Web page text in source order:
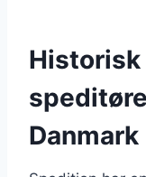
Danmark